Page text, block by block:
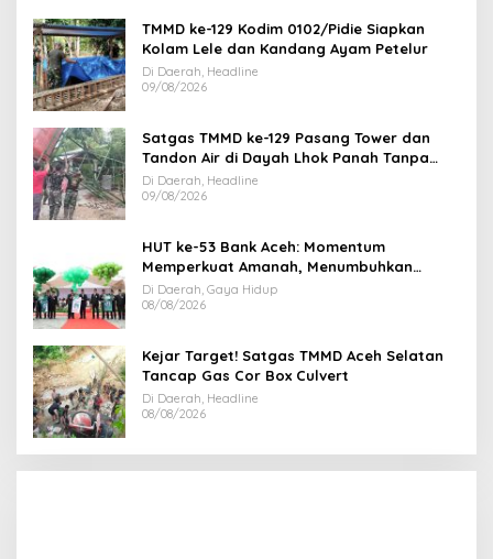
TMMD ke-129 Kodim 0102/Pidie Siapkan
Kolam Lele dan Kandang Ayam Petelur
Di Daerah, Headline
09/08/2026
Satgas TMMD ke-129 Pasang Tower dan
Tandon Air di Dayah Lhok Panah Tanpa
Jeda
Di Daerah, Headline
09/08/2026
HUT ke-53 Bank Aceh: Momentum
Memperkuat Amanah, Menumbuhkan
Keberkahan Bagi Aceh
Di Daerah, Gaya Hidup
08/08/2026
Kejar Target! Satgas TMMD Aceh Selatan
Tancap Gas Cor Box Culvert
Di Daerah, Headline
08/08/2026